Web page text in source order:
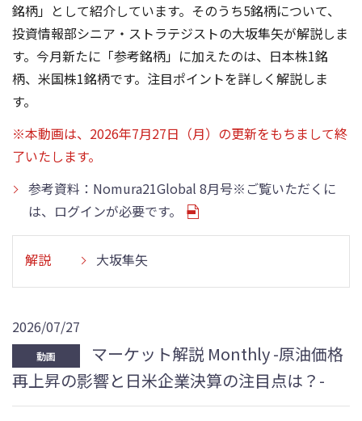
銘柄」として紹介しています。そのうち5銘柄について、
投資情報部シニア・ストラテジストの大坂隼矢が解説しま
す。今月新たに「参考銘柄」に加えたのは、日本株1銘
柄、米国株1銘柄です。注目ポイントを詳しく解説しま
す。
※本動画は、2026年7月27日（月）の更新をもちまして終
了いたします。
参考資料：Nomura21Global 8月号※ご覧いただくに
は、ログインが必要です。
解説 大坂隼矢
2026/07/27
動画
マーケット解説 Monthly -原油価格
再上昇の影響と日米企業決算の注目点は？-